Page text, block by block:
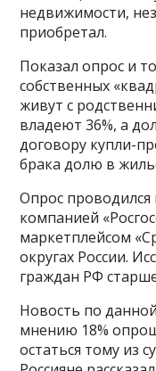
недвижимости,
приобретал.
Показал опрос и
собственных
живут с
владеют 36%, а
договору купли-
брака долю в
Опрос проводился
компанией
маркетплейсом
округах России.
граждан РФ
Новость по
мнению 18%
остаться тому из